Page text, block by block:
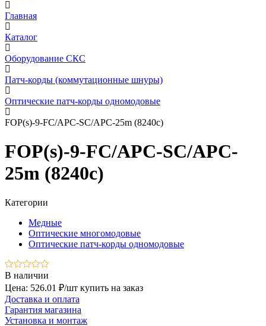
Главная
Каталог
Оборудование СКС
Патч-корды (коммутационные шнуры)
Оптические патч-корды одномодовые
FOP(s)-9-FC/APC-SC/APC-25m (8240c)
FOP(s)-9-FC/APC-SC/APC-
25m (8240c)
Категории
Медные
Оптические многомодовые
Оптические патч-корды одномодовые
В наличии
Цена: 526.01 ₽/шт купить на заказ
Доставка и оплата
Гарантия магазина
Установка и монтаж